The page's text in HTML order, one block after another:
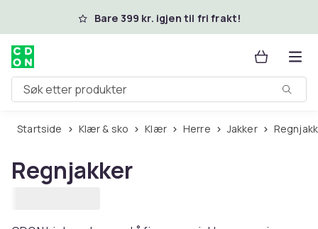
Hopp til hovedinnholdBare 399 kr. igjen til fri frakt!
Søk etter produkter
Startside Klær & sko Klær Herre Jakker
Regnjakker